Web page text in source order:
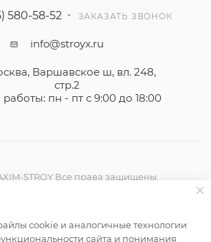
580-58-52 ЗАКАЗАТЬ ЗВОНОК
info@stroyx.ru
Варшавское ш, вл. 248,
стр.2
пн - пт с 9:00 до 18:00
STROY Все права защищены.
положениями Статьи 437
кодекса Российской Федерации.
конфиденциальности
cookie и аналогичные технологии
сайта и понимания